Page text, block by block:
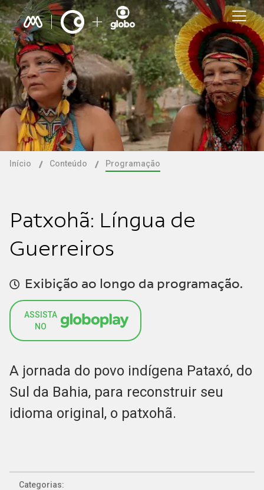
Início Conteúdo Programação
Patxohã: Língua de
Guerreiros
Exibição ao longo da programação.
ASSISTA
NO
A jornada do povo indígena Pataxó, do
Sul da Bahia, para reconstruir seu
idioma original, o patxohã.
Categorias: